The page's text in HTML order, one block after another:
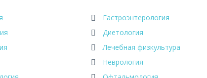
Гастроэнтерология
Диетология
Лечебная физкультура
Неврология